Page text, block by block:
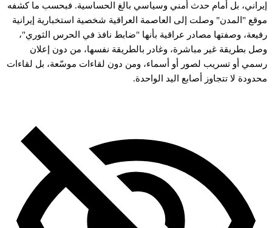
إيراني، بل أمام حدث أمني وسياسي بالغ الحساسية. فبحسب ما كشفه
موقع "المدن" وصلت إلى العاصمة العراقية شخصية استخبارية إيرانية
رفيعة، وصفتها مصادر عراقية بأنها "ضابط نافذ في الحرس الثوري"،
وصل بطريقة غير مباشرة، وغادر بالطريقة نفسها، من دون إعلان
رسمي أو تسريب لصور أو أسماء، ومن دون لقاءات موسّعة، بل لقاءات
محدودة لا تتجاوز أصابع اليد الواحدة.